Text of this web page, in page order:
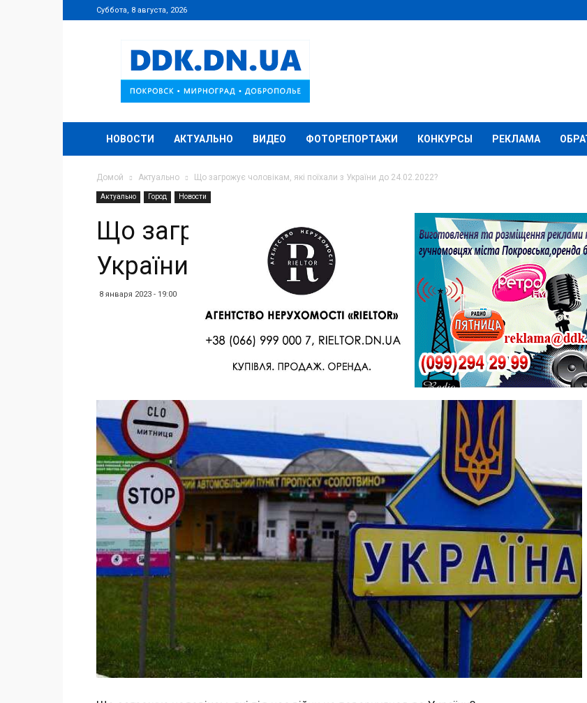
Суббота, 8 августа, 2026
DDK.DN.UA
НОВОСТИ АКТУАЛЬНО ВИДЕО ФОТОРЕПОРТАЖИ КОНКУРСЫ РЕКЛАМА
Домой Актуально Що загрожує чоловікам, які поїхали з України до 24.02.2022?
Актуально Город Новости
Що загрожує чоловікам, які поїхали з
України до 24.02.2022?
8 января 2023 - 19:00